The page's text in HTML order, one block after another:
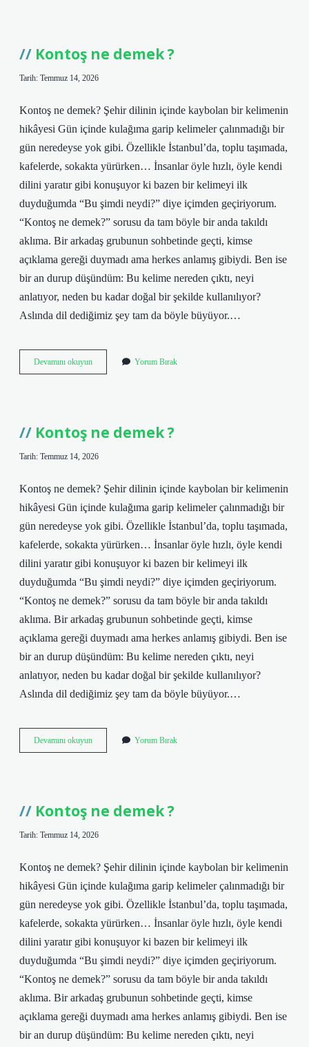
Kontoş ne demek ?
Tarih: Temmuz 14, 2026
Kontoş ne demek? Şehir dilinin içinde kaybolan bir kelimenin
hikâyesi Gün içinde kulağıma garip kelimeler çalınmadığı bir
gün neredeyse yok gibi. Özellikle İstanbul’da, toplu taşımada,
kafelerde, sokakta yürürken… İnsanlar öyle hızlı, öyle kendi
dilini yaratır gibi konuşuyor ki bazen bir kelimeyi ilk
duyduğumda “Bu şimdi neydi?” diye içimden geçiriyorum.
“Kontoş ne demek?” sorusu da tam böyle bir anda takıldı
aklıma. Bir arkadaş grubunun sohbetinde geçti, kimse
açıklama gereği duymadı ama herkes anlamış gibiydi. Ben ise
bir an durup düşündüm: Bu kelime nereden çıktı, neyi
anlatıyor, neden bu kadar doğal bir şekilde kullanılıyor?
Aslında dil dediğimiz şey tam da böyle büyüyor.…
Devamını okuyunKontoş
ne
Yorum Bırak
Kontoş ne demek ?
Tarih: Temmuz 14, 2026
Kontoş ne demek? Şehir dilinin içinde kaybolan bir kelimenin
hikâyesi Gün içinde kulağıma garip kelimeler çalınmadığı bir
gün neredeyse yok gibi. Özellikle İstanbul’da, toplu taşımada,
kafelerde, sokakta yürürken… İnsanlar öyle hızlı, öyle kendi
dilini yaratır gibi konuşuyor ki bazen bir kelimeyi ilk
duyduğumda “Bu şimdi neydi?” diye içimden geçiriyorum.
“Kontoş ne demek?” sorusu da tam böyle bir anda takıldı
aklıma. Bir arkadaş grubunun sohbetinde geçti, kimse
açıklama gereği duymadı ama herkes anlamış gibiydi. Ben ise
bir an durup düşündüm: Bu kelime nereden çıktı, neyi
anlatıyor, neden bu kadar doğal bir şekilde kullanılıyor?
Aslında dil dediğimiz şey tam da böyle büyüyor.…
Devamını okuyunKontoş
ne
Yorum Bırak
Kontoş ne demek ?
Tarih: Temmuz 14, 2026
Kontoş ne demek? Şehir dilinin içinde kaybolan bir kelimenin
hikâyesi Gün içinde kulağıma garip kelimeler çalınmadığı bir
gün neredeyse yok gibi. Özellikle İstanbul’da, toplu taşımada,
kafelerde, sokakta yürürken… İnsanlar öyle hızlı, öyle kendi
dilini yaratır gibi konuşuyor ki bazen bir kelimeyi ilk
duyduğumda “Bu şimdi neydi?” diye içimden geçiriyorum.
“Kontoş ne demek?” sorusu da tam böyle bir anda takıldı
aklıma. Bir arkadaş grubunun sohbetinde geçti, kimse
açıklama gereği duymadı ama herkes anlamış gibiydi. Ben ise
bir an durup düşündüm: Bu kelime nereden çıktı, neyi